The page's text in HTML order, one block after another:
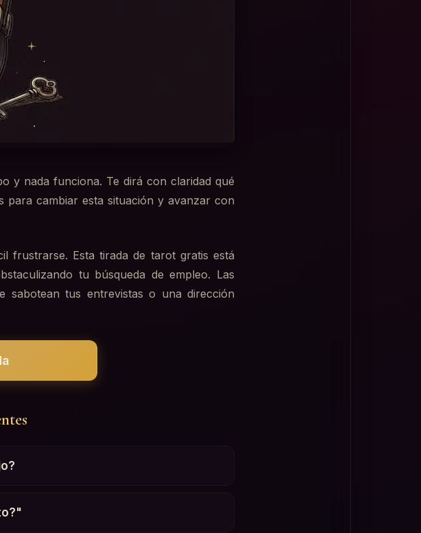
y nada funciona. Te dirá con claridad qué
para cambiar esta situación y avanzar con
frustrarse. Esta tirada de tarot gratis está
tu búsqueda de empleo. Las
sabotean tus entrevistas o una dirección